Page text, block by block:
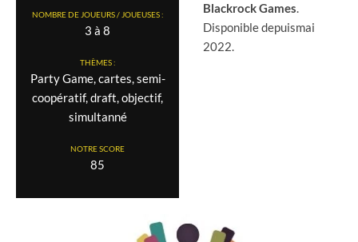
NOMBRE DE JOUEURS / JOUEUSES :
3 à 8
THÈMES :
Party Game, cartes, semi-
coopératif, draft, objectif,
simultanné
NOTRE SCORE
85
Blackrock Games.
Disponible depuismai
2022.